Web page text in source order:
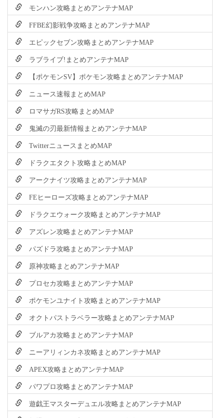
モンハン攻略まとめアンテナMAP
FFBE幻影戦争攻略まとめアンテナMAP
エピックセブン攻略まとめアンテナMAP
ラブライブ!まとめアンテナMAP
【ポケモンSV】ポケモン攻略まとめアンテナMAP
ニュース速報まとめMAP
ロマサガRS攻略まとめMAP
鬼滅の刃最新情報まとめアンテナMAP
TwitterニュースまとめMAP
ドラクエタクト攻略まとめMAP
アークナイツ攻略まとめアンテナMAP
FEヒーローズ攻略まとめアンテナMAP
ドラクエウォーク攻略まとめアンテナMAP
アズレン攻略まとめアンテナMAP
パズドラ攻略まとめアンテナMAP
原神攻略まとめアンテナMAP
プロセカ攻略まとめアンテナMAP
ポケモンユナイト攻略まとめアンテナMAP
オクトパストラベラー攻略まとめアンテナMAP
ブルアカ攻略まとめアンテナMAP
ニーアリィンカネ攻略まとめアンテナMAP
APEX攻略まとめアンテナMAP
パワプロ攻略まとめアンテナMAP
遊戯王マスターデュエル攻略まとめアンテナMAP